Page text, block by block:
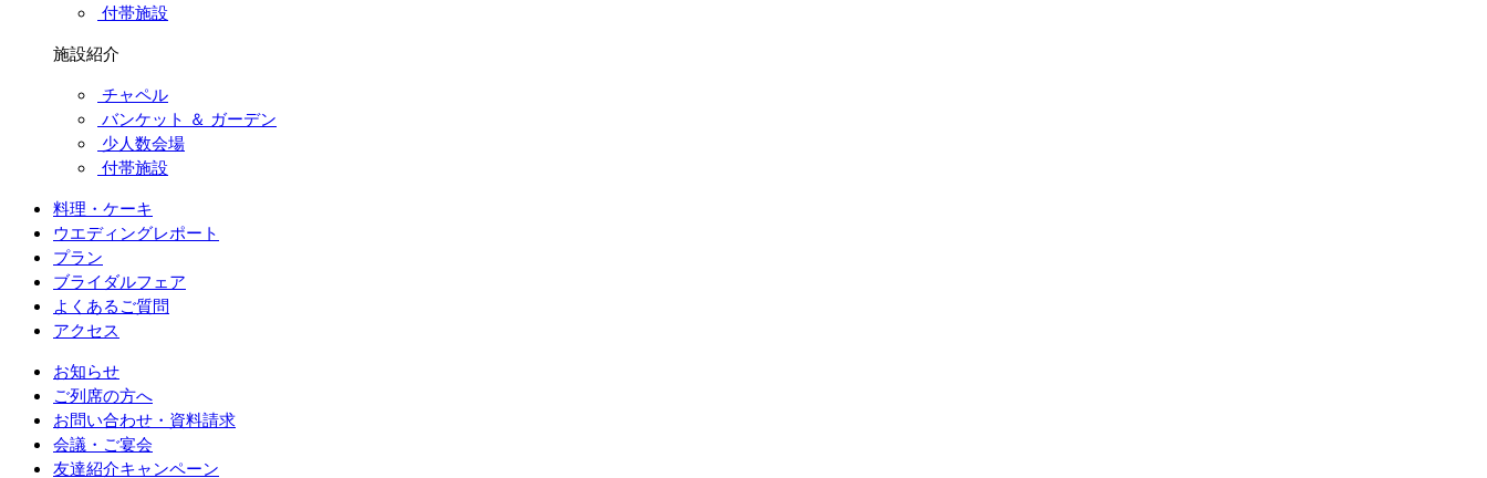
付帯施設
施設紹介
チャペル
バンケット ＆ ガーデン
少人数会場
付帯施設
料理・ケーキ
ウエディングレポート
プラン
ブライダルフェア
よくあるご質問
アクセス
お知らせ
ご列席の方へ
お問い合わせ・資料請求
会議・ご宴会
友達紹介キャンペーン